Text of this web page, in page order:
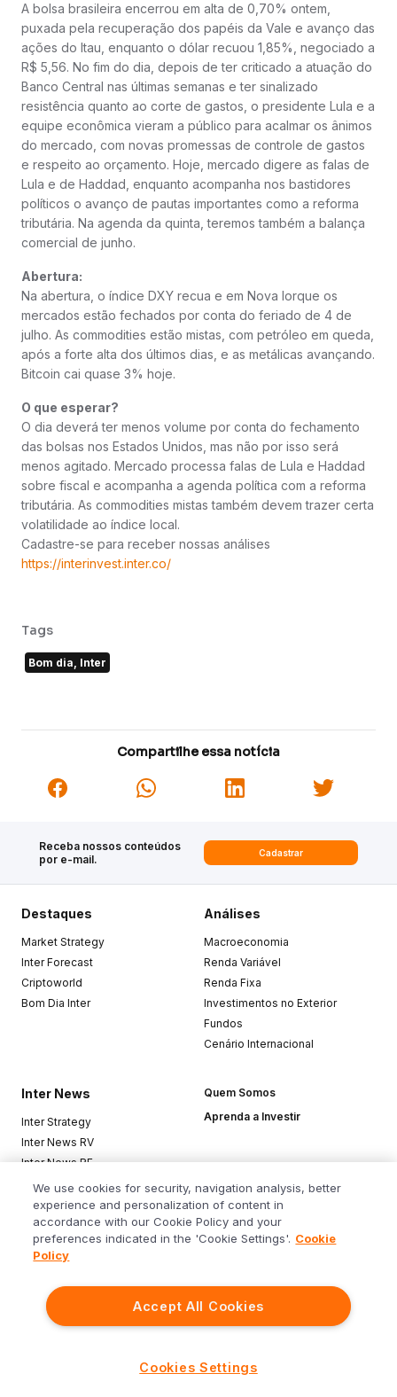
A bolsa brasileira encerrou em alta de 0,70% ontem,
puxada pela recuperação dos papéis da Vale e avanço das
ações do Itau, enquanto o dólar recuou 1,85%, negociado a
R$ 5,56. No fim do dia, depois de ter criticado a atuação do
Banco Central nas últimas semanas e ter sinalizado
resistência quanto ao corte de gastos, o presidente Lula e a
equipe econômica vieram a público para acalmar os ânimos
do mercado, com novas promessas de controle de gastos
e respeito ao orçamento. Hoje, mercado digere as falas de
Lula e de Haddad, enquanto acompanha nos bastidores
políticos o avanço de pautas importantes como a reforma
tributária. Na agenda da quinta, teremos também a balança
comercial de junho.
Abertura:
Na abertura, o índice DXY recua e em Nova Iorque os
mercados estão fechados por conta do feriado de 4 de
julho. As commodities estão mistas, com petróleo em queda,
após a forte alta dos últimos dias, e as metálicas avançando.
Bitcoin cai quase 3% hoje.
O que esperar?
O dia deverá ter menos volume por conta do fechamento
das bolsas nos Estados Unidos, mas não por isso será
menos agitado. Mercado processa falas de Lula e Haddad
sobre fiscal e acompanha a agenda política com a reforma
tributária. As commodities mistas também devem trazer certa
volatilidade ao índice local.
Cadastre-se para receber nossas análises
https://interinvest.inter.co/
Tags
Bom dia, Inter
Compartilhe essa notícia
Receba nossos conteúdos
por e-mail.
Cadastrar
Siga o Inter
Destaques
Market Strategy
Inter Forecast
Criptoworld
Bom Dia Inter
Análises
Macroeconomia
Renda Variável
Renda Fixa
Investimentos no Exterior
Fundos
Cenário Internacional
Inter News
Inter Strategy
Inter News RV
Inter News RF
Top Funds
Quem Somos
Aprenda a Investir
Baixe o app
We use cookies for security, navigation analysis, better
experience and personalization of content in
accordance with our Cookie Policy and your
preferences indicated in the 'Cookie Settings'. Cookie
Policy
Accept All Cookies
Cookies Settings